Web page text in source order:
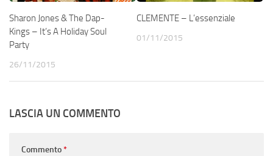
Sharon Jones & The Dap-
Kings – It’s A Holiday Soul
Party
26/11/2015
CLEMENTE – L’essenziale
01/11/2015
LASCIA UN COMMENTO
Commento*